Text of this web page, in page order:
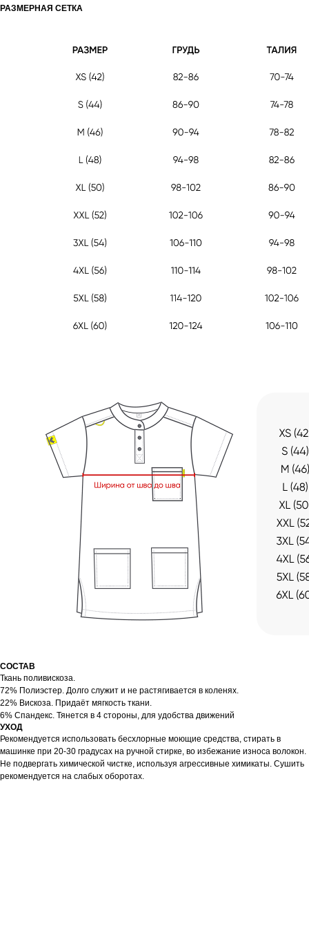
РАЗМЕРНАЯ СЕТКА
СОСТАВ
Ткань поливискоза.
72% Полиэстер. Долго служит и не растягивается в коленях.
22% Вискоза. Придаёт мягкость ткани.
6% Спандекс. Тянется в 4 стороны, для удобства движений
УХОД
Рекомендуется использовать бесхлорные моющие средства, стирать в
машинке при 20-30 градусах на ручной стирке, во избежание износа волокон.
Не подвергать химической чистке, используя агрессивные химикаты. Сушить
рекомендуется на слабых оборотах.